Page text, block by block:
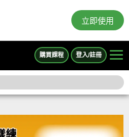
立即使用
購買課程 登入/註冊